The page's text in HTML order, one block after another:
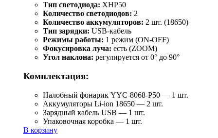
Тип светодиода: XHP50
Количество светодиодов: 2
Количество аккумуляторов: 2 шт. (18650)
Тип зарядки: USB-кабель
Режимы работы: 1 режим (ON-OFF)
Фокусировка луча: есть (ZOOM)
Угол наклона: регулируется от 0° до 90°
Комплектация:
Налобный фонарик YYC-8068-P50 — 1 шт.
Аккумуляторы Li-ion 18650 — 2 шт.
Зарядный кабель USB — 1 шт.
Упаковочная коробка — 1 шт.
В корзину